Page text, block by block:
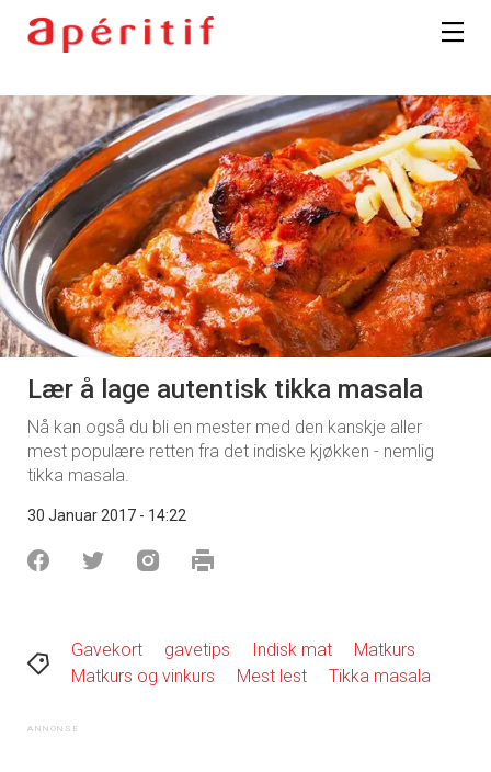
Lær å lage autentisk tikka masala
Nå kan også du bli en mester med den kanskje aller
mest populære retten fra det indiske kjøkken - nemlig
tikka masala.
30 Januar 2017 - 14:22
Gavekort gavetips Indisk mat
Matkurs
Matkurs og vinkurs
Mest lest Tikka masala